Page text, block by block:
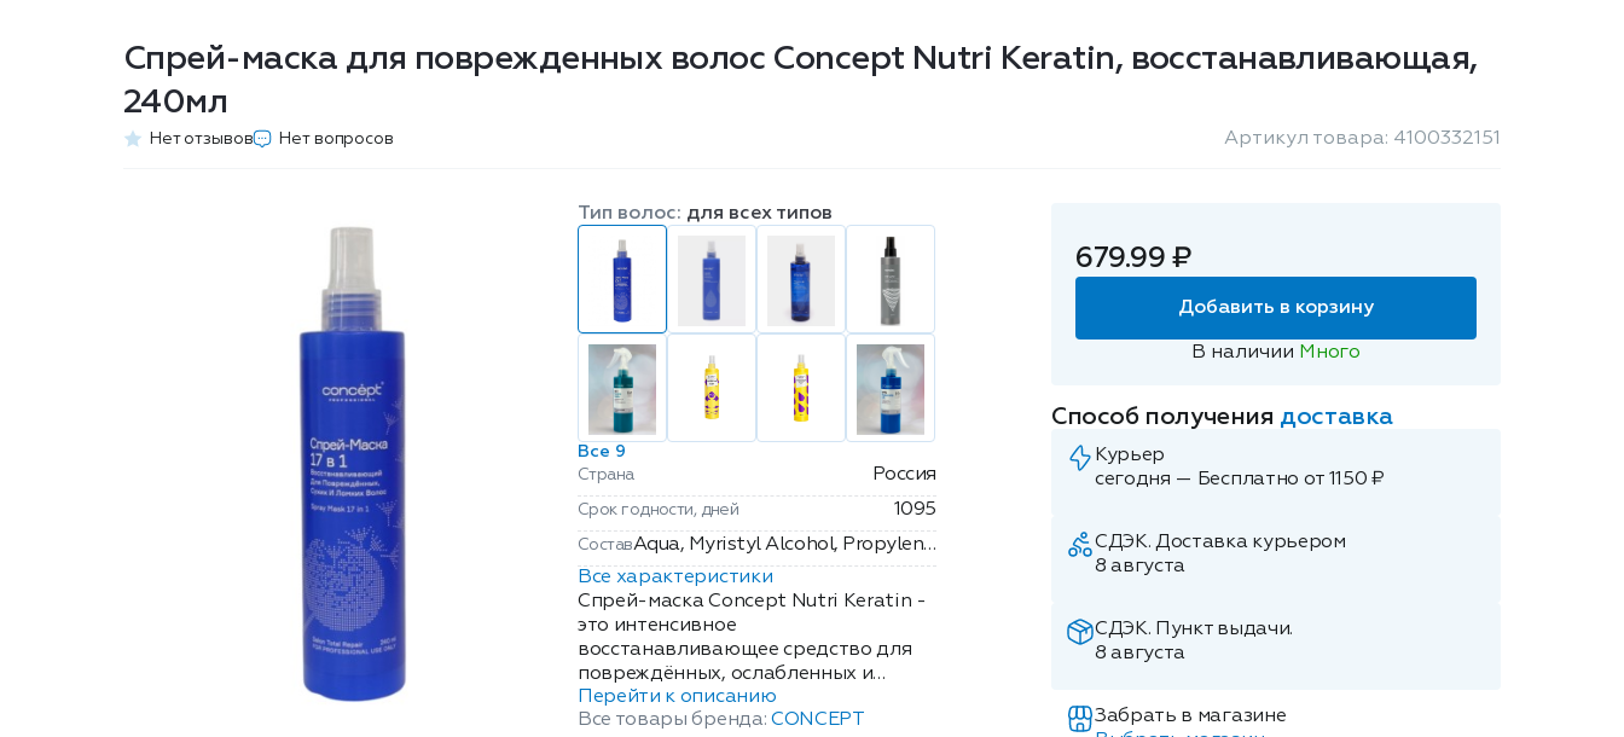
Спрей-маска для поврежденных волос Concept Nutri Keratin, восстанавливающая,
240мл
Нет отзывов Нет вопросов Артикул товара: 4100332151
Тип волос: для всех типов
Все 9
Страна
Россия
Срок годности, дней 1095
СоставAqua, Myristyl Alcohol, Propylene
Glycol, Steartrimonium Chloride,
Cetrimonium Chloride,
Ceteareth-23, Cetyl Palmitate,
Isopropyl Myristate,
Cyclopentasiloxane,
Dimethiconol, Parfum, PEG-40
Hydrogenated Castor Oil,
Все характеристики
Спрей-маска Concept Nutri Keratin -
это интенсивное
восстанавливающее средство для
повреждённых, ослабленных и
лишённых жизненной силы волос.
Формула продукта сочетает в себе
Перейти к описанию
Все товары бренда: CONCEPT
679.99 ₽
Добавить в корзину
В наличии Много
Способ получения доставка
Курьер
сегодня — Бесплатно от 1150 ₽
СДЭК. Доставка курьером
8 августа
СДЭК. Пункт выдачи.
8 августа
Забрать в магазине